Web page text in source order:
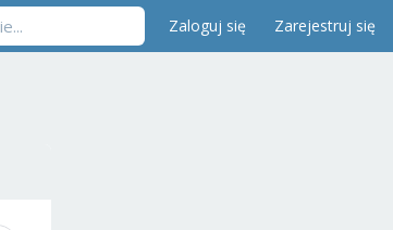
Zaloguj się Zarejestruj się